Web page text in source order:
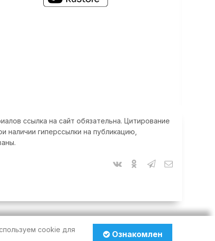
ссылка на сайт обязательна. Цитирование
наличии гиперссылки на публикацию,
cookie для
Ознакомлен